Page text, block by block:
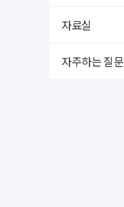
자료실
자주하는 질문